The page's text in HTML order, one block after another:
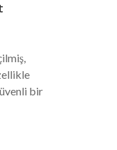
bir